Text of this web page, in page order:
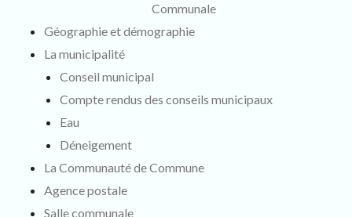
Communale
Géographie et démographie
La municipalité
Conseil municipal
Compte rendus des conseils municipaux
Eau
Déneigement
La Communauté de Commune
Agence postale
Salle communale